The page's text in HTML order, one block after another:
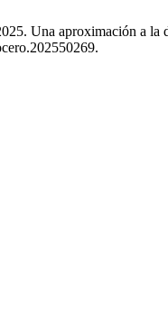
Una aproximación a